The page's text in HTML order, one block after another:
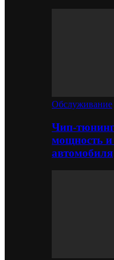
Обслуживание
Чип-тюнинг
мощность и
автомобиля